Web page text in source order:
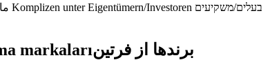
Komplizen unter Eigentümern/Investoren בעלים/משקיעים
markalarıبرندها از فرتین